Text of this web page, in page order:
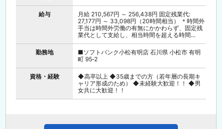
給与
月給 210,567円 ～ 256,438円 固定残業代:
27,177円 ～ 33,098円（20時間相当） ＊時間外
手当は時間外労働の有無にかかわらず、固定残
業代として支給し、相当時間を超える時間...
勤務地
■ソフトバンク小松有明店 石川県 小松市 有明
町 95‐2
資格・経験
◆高卒以上 ◆35歳までの方（若年層の長期キ
ャリア形成のため） ◆未経験大歓迎！！ ◆男
女共に大歓迎！！